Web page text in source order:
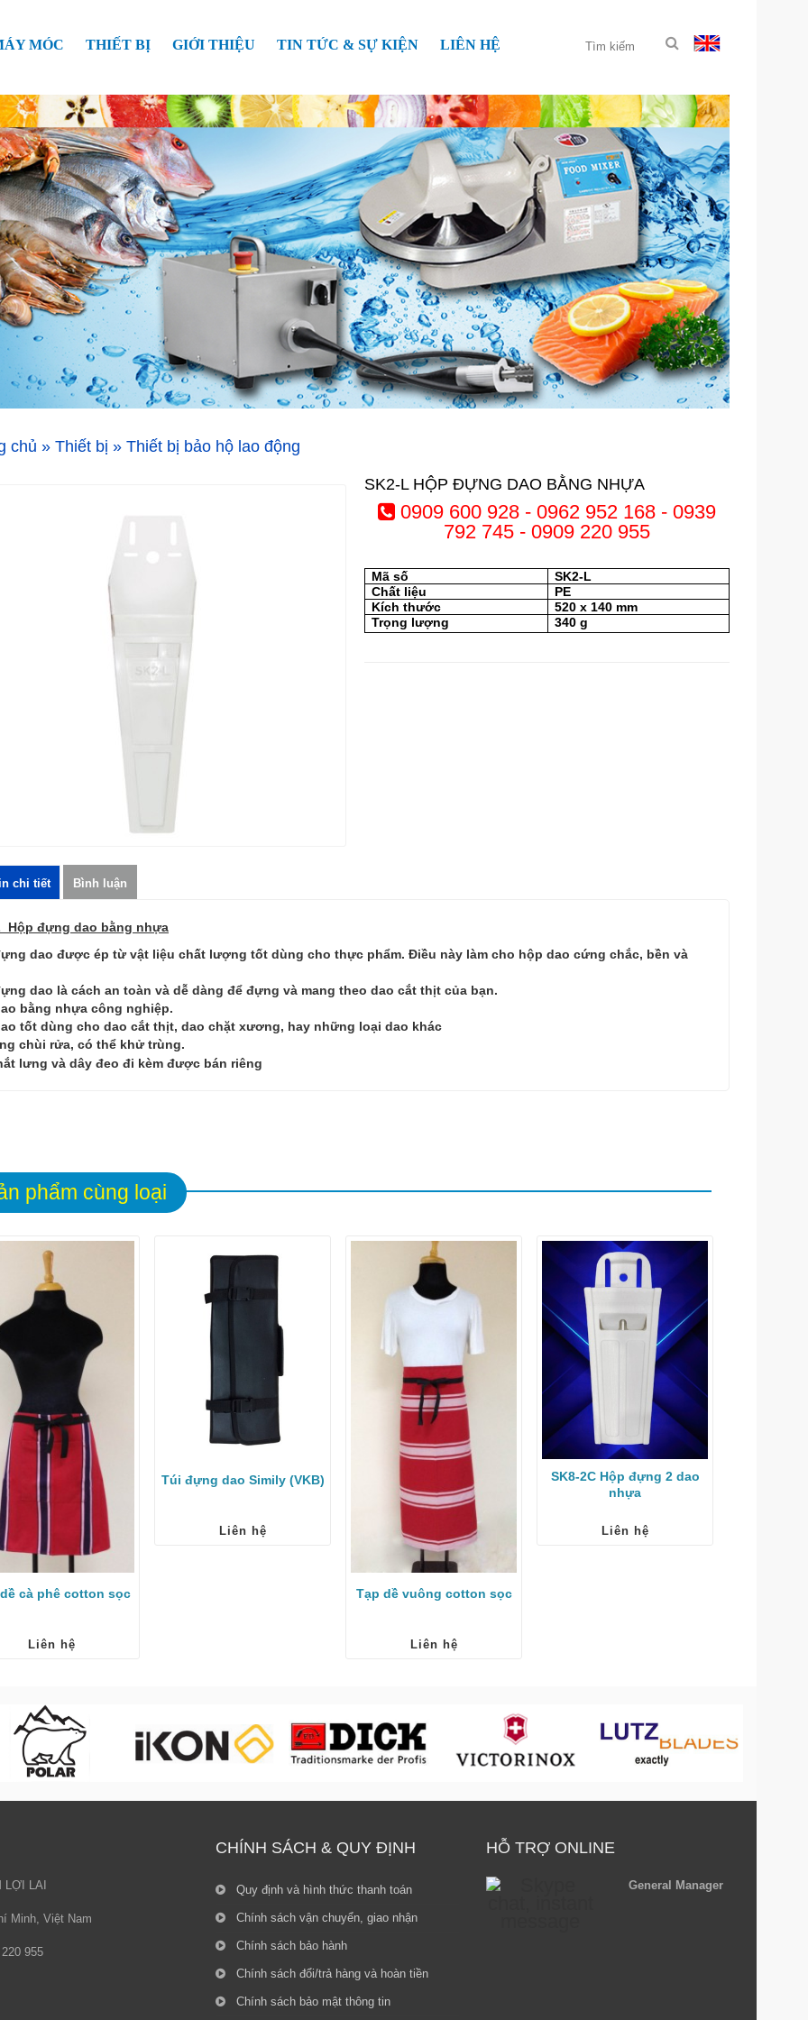
MÓC THIẾT BỊ GIỚI THIỆU TIN TỨC & SỰ KIỆN LIÊN HỆ
chủ » Thiết bị » Thiết bị bảo hộ lao động
SK2-L HỘP ĐỰNG DAO BẰNG NHỰA
0909 600 928 - 0962 952 168 - 0939
792 745 - 0909 220 955
Mã số
SK2-L
Chất liệu
PE
Kích thước
520 x 140 mm
Trọng lượng
340 g
chi tiết Bình luận
Hộp đựng dao bằng nhựa
dao được ép từ vật liệu chất lượng tốt dùng cho thực phẩm. Điều này làm cho hộp dao cứng chắc, bền và
dao là cách an toàn và dễ dàng để đựng và mang theo dao cắt thịt của bạn.
bằng nhựa công nghiệp.
tốt dùng cho dao cắt thịt, dao chặt xương, hay những loại dao khác
chùi rửa, có thể khử trùng.
lưng và dây đeo đi kèm được bán riêng
phẩm cùng loại
cà phê cotton sọc
Liên hệ
Túi đựng dao Simily (VKB)
Liên hệ
Tạp dề vuông cotton sọc
Liên hệ
SK8-2C Hộp đựng 2 dao
nhựa
Liên hệ
LAI
Minh, Việt Nam
955
CHÍNH SÁCH & QUY ĐỊNH
Quy định và hình thức thanh toán
Chính sách vận chuyển, giao nhận
Chính sách bảo hành
Chính sách đổi/trả hàng và hoàn tiền
Chính sách bảo mật thông tin
HỖ TRỢ ONLINE
General Manager